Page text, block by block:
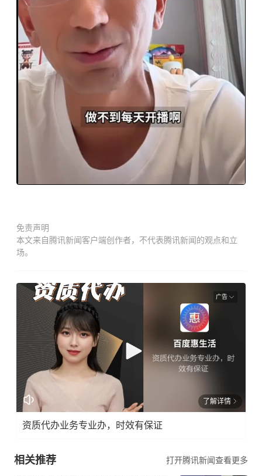
免责声明
本文来自腾讯新闻客户端创作者，不代表腾讯新闻的观点和立
场。
广告
了解详情
资质代办业务专业办，时效有保证
相关推荐 打开腾讯新闻查看更多